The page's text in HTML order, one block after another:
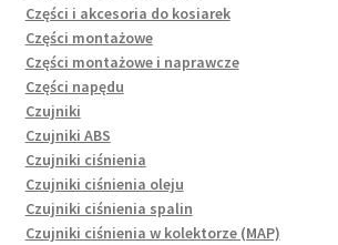
Części i akcesoria do kosiarek
Części montażowe
Części montażowe i naprawcze
Części napędu
Czujniki
Czujniki ABS
Czujniki ciśnienia
Czujniki ciśnienia oleju
Czujniki ciśnienia spalin
Czujniki ciśnienia w kolektorze (MAP)